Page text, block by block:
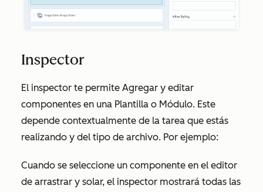
Inspector
El inspector te permite Agregar y editar
componentes en una Plantilla o Módulo. Este
depende contextualmente de la tarea que estás
realizando y del tipo de archivo. Por ejemplo:
Cuando se seleccione un componente en el editor
de arrastrar y solar, el inspector mostrará todas las